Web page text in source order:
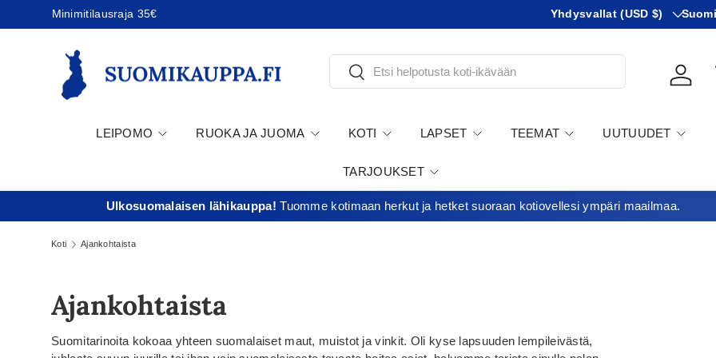
Jatka sisältöön
Minimitilausraja 35€ Maa
Yhdysvallat (USD $) KIeli
Suomi
Etsi
LEIPOMO RUOKA JA JUOMA KOTI LAPSET TEEMAT UUTUUDET
TARJOUKSET
Ulkosuomalaisen lähikauppa!Tuomme kotimaan herkut ja hetket suoraan kotiovellesi ympäri maailmaa.
Koti Ajankohtaista
Ajankohtaista
Suomitarinoita kokoaa yhteen suomalaiset maut, muistot ja vinkit. Oli kyse lapsuuden lempileivästä,